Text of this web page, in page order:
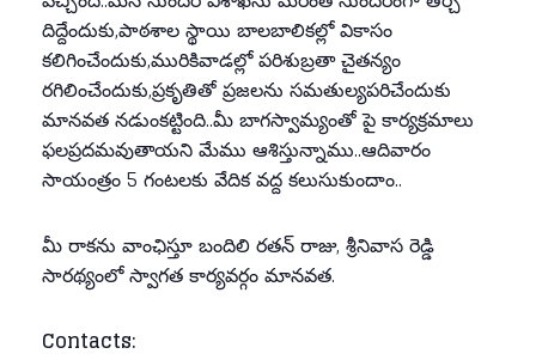
దిద్దేందుకు,పాఠశాల స్థాయి బాలబాలికల్లో వికాసం
కలిగించేందుకు,మురికివాడల్లో పరిశుబ్రతా చైతన్యం
రగిలించేందుకు,ప్రకృతితో ప్రజలను సమతుల్యపరిచేందుకు
మానవత నడుంకట్టింది..మీ బాగస్వామ్యంతో పై కార్యక్రమాలు
ఫలప్రదమవుతాయని మేము ఆశిస్తున్నాము..ఆదివారం
సాయంత్రం 5 గంటలకు వేదిక వద్ద కలుసుకుందాం..
మీ రాకను వాంఛిస్తూ బందిలి రతన్ రాజు, శ్రీనివాస రెడ్డి
సారథ్యంలో స్వాగత కార్యవర్గం మానవత.
Contacts: